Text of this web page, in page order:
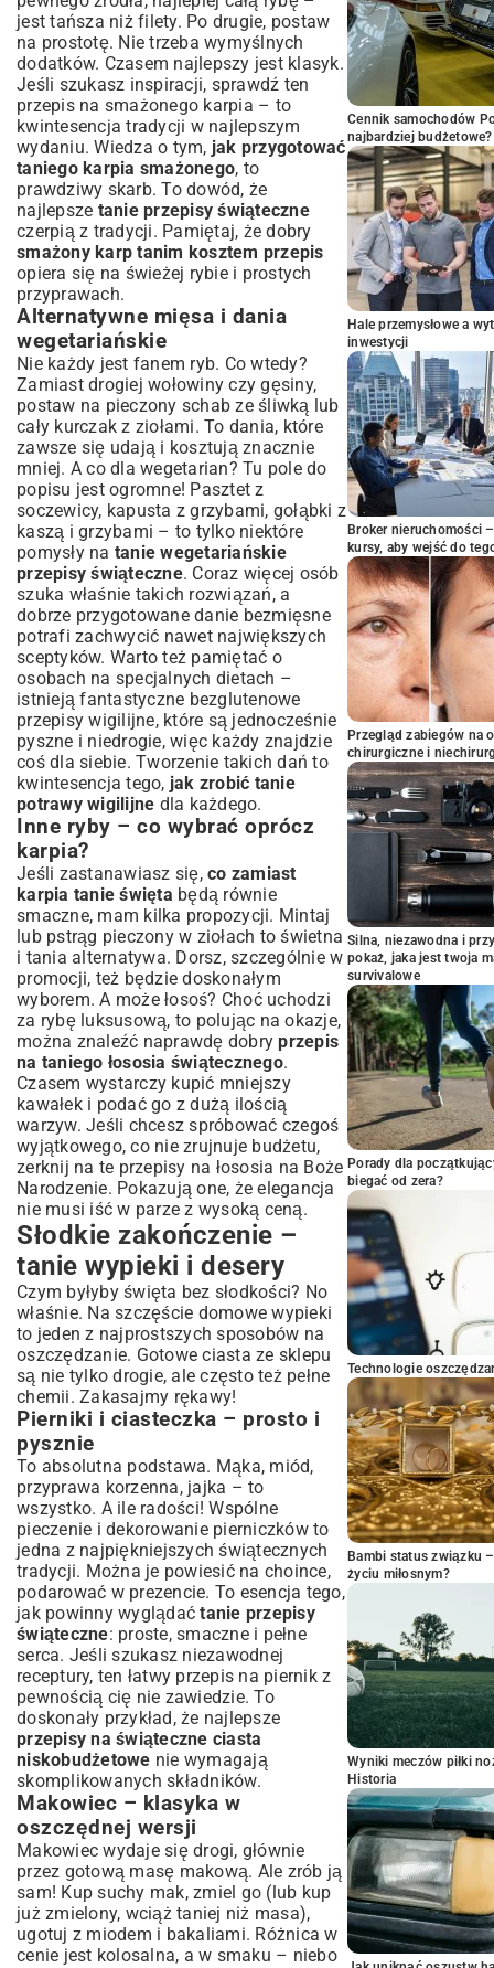
jest tańsza niż filety. Po drugie, postaw
na prostotę. Nie trzeba wymyślnych
dodatków. Czasem najlepszy jest klasyk.
Jeśli szukasz inspiracji, sprawdź ten
przepis na smażonego karpia – to
kwintesencja tradycji w najlepszym
wydaniu. Wiedza o tym, jak przygotować
taniego karpia smażonego, to
prawdziwy skarb. To dowód, że
najlepsze tanie przepisy świąteczne
czerpią z tradycji. Pamiętaj, że dobry
smażony karp tanim kosztem przepis
opiera się na świeżej rybie i prostych
przyprawach.
Alternatywne mięsa i dania
wegetariańskie
Nie każdy jest fanem ryb. Co wtedy?
Zamiast drogiej wołowiny czy gęsiny,
postaw na pieczony schab ze śliwką lub
cały kurczak z ziołami. To dania, które
zawsze się udają i kosztują znacznie
mniej. A co dla wegetarian? Tu pole do
popisu jest ogromne! Pasztet z
soczewicy, kapusta z grzybami, gołąbki z
kaszą i grzybami – to tylko niektóre
pomysły na tanie wegetariańskie
przepisy świąteczne. Coraz więcej osób
szuka właśnie takich rozwiązań, a
dobrze przygotowane danie bezmięsne
potrafi zachwycić nawet największych
sceptyków. Warto też pamiętać o
osobach na specjalnych dietach –
istnieją fantastyczne bezglutenowe
przepisy wigilijne, które są jednocześnie
pyszne i niedrogie, więc każdy znajdzie
coś dla siebie. Tworzenie takich dań to
kwintesencja tego, jak zrobić tanie
potrawy wigilijne dla każdego.
Inne ryby – co wybrać oprócz
karpia?
Jeśli zastanawiasz się, co zamiast
karpia tanie święta będą równie
smaczne, mam kilka propozycji. Mintaj
lub pstrąg pieczony w ziołach to świetna
i tania alternatywa. Dorsz, szczególnie w
promocji, też będzie doskonałym
wyborem. A może łosoś? Choć uchodzi
za rybę luksusową, to polując na okazje,
można znaleźć naprawdę dobryprzepis
na taniego łososia świątecznego.
Czasem wystarczy kupić mniejszy
kawałek i podać go z dużą ilością
warzyw. Jeśli chcesz spróbować czegoś
wyjątkowego, co nie zrujnuje budżetu,
zerknij na te przepisy na łososia na Boże
Narodzenie. Pokazują one, że elegancja
nie musi iść w parze z wysoką ceną.
Słodkie zakończenie –
tanie wypieki i desery
Czym byłyby święta bez słodkości? No
właśnie. Na szczęście domowe wypieki
to jeden z najprostszych sposobów na
oszczędzanie. Gotowe ciasta ze sklepu
są nie tylko drogie, ale często też pełne
chemii. Zakasajmy rękawy!
Pierniki i ciasteczka – prosto i
pysznie
To absolutna podstawa. Mąka, miód,
przyprawa korzenna, jajka – to
wszystko. A ile radości! Wspólne
pieczenie i dekorowanie pierniczków to
jedna z najpiękniejszych świątecznych
tradycji. Można je powiesić na choince,
podarować w prezencie. To esencja tego,
jak powinny wyglądaćtanie przepisy
świąteczne: proste, smaczne i pełne
serca. Jeśli szukasz niezawodnej
receptury, ten łatwy przepis na piernikz
pewnością cię nie zawiedzie. To
doskonały przykład, że najlepsze
przepisy na świąteczne ciasta
niskobudżetowe nie wymagają
skomplikowanych składników.
Makowiec – klasyka w
oszczędnej wersji
Makowiec wydaje się drogi, głównie
przez gotową masę makową. Ale zrób ją
sam! Kup suchy mak, zmiel go (lub kup
już zmielony, wciąż taniej niż masa),
ugotuj z miodem i bakaliami. Różnica w
cenie jest kolosalna, a w smaku – niebo
Cennik samochodów
najbardziej budżetowe?
Hale przemysłowe a
inwestycji
Broker nieruchomości
kursy, aby wejść do
Przegląd zabiegów na
chirurgiczne i
Silna, niezawodna i
pokaż, jaka jest twoja
survivalowe
Porady dla
biegać od zera?
Technologie
Bambi status związku
życiu miłosnym?
Wyniki meczów piłki
Historia